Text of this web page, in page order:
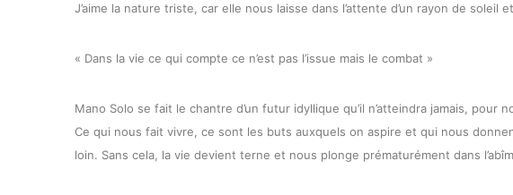
J’aime la nature triste, car elle nous laisse dans l’attente d’un rayon de soleil
« Dans la vie ce qui compte ce n’est pas l’issue mais le combat »
Mano Solo se fait le chantre d’un futur idyllique qu’il n’atteindra jamais, pour
Ce qui nous fait vivre, ce sont les buts auxquels on aspire et qui nous
loin. Sans cela, la vie devient terne et nous plonge prématurément dans